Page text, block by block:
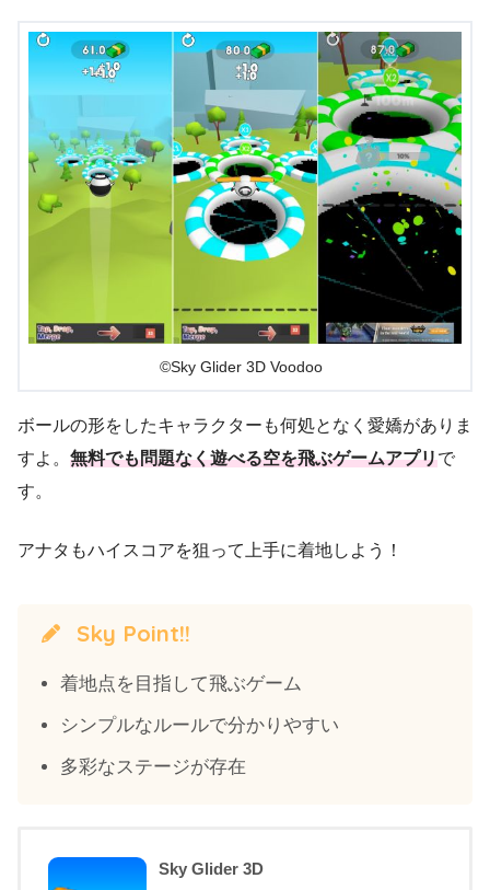
©Sky Glider 3DVoodoo
ボールの形をしたキャラクターも何処となく愛嬌がありま
すよ。 無料でも問題なく遊べる空を飛ぶゲームアプリで
す。
アナタもハイスコアを狙って上手に着地しよう！
Sky Point!!
着地点を目指して飛ぶゲーム
シンプルなルールで分かりやすい
多彩なステージが存在
Sky Glider 3D